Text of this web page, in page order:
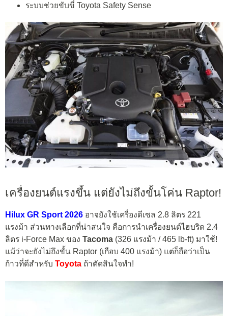
ระบบช่วยขับขี่ Toyota Safety Sense
เครื่องยนต์แรงขึ้น แต่ยังไม่ถึงขั้นโค่น Raptor!
Hilux GR Sport 2026 อาจยังใช้เครื่องดีเซล 2.8 ลิตร 221
แรงม้า ส่วนทางเลือกที่น่าสนใจ คือการนำเครื่องยนต์ไฮบริด 2.4
ลิตร i-Force Max ของ Tacoma (326 แรงม้า / 465 lb-ft) มาใช้!
แม้ว่าจะยังไม่ถึงขั้น Raptor (เกือบ 400 แรงม้า) แต่ก็ถือว่าเป็น
ก้าวที่ดีสำหรับ Toyota ถ้าตัดสินใจทำ!